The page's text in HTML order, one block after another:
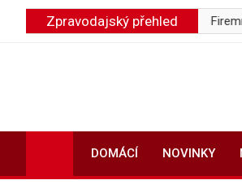
Zpravodajský přehled
pozůstalosti Firemní podpora
DOMÁCÍ NOVINKY